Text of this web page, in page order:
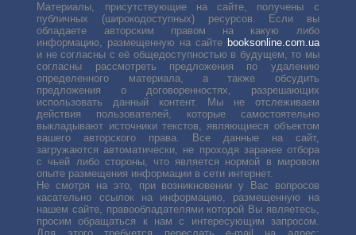
Материалы, присутствующие на сайте, получены с
публичных (широкодоступных) ресурсов. Если вы
обладаете авторским правом на какую либо
информацию, размещенную на сайте booksonline.com.ua
и не согласны с её общедоступностью в будущем, то мы
согласны рассмотреть предложения по удалению
определенного материала, а также обсудить
предложения о договоренностях, разрешающих
использовать данный контент. Мы не отслеживаем
действия пользователей, которые самостоятельно
выкладывают источники текстов, являющиеся объектом
вашего авторского права. Все данные на сайт,
загружаются автоматически, не проходя заранее отбора
с чьей либо стороны, что является нормой в мировом
опыте размещения информации в сети интернет.
Не смотря на это, при возникновении у Вас вопросов
касательно ссылок на информацию, размещенную на
нашем сайте, правообладателями которой Вы являетесь,
просим обращаться к нам с интересующим запросом.